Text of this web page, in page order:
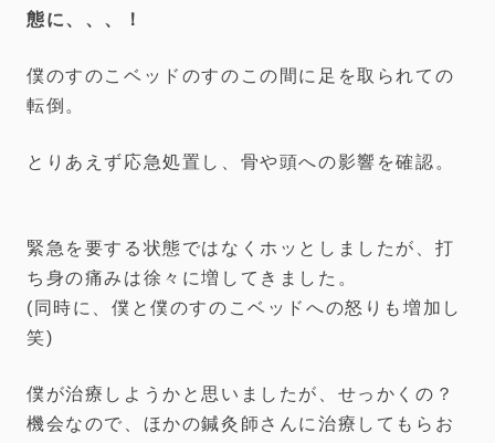
態に、、、！
僕のすのこベッドのすのこの間に足を取られての
転倒。
とりあえず応急処置し、骨や頭への影響を確認。
緊急を要する状態ではなくホッとしましたが、打
ち身の痛みは徐々に増してきました。
(同時に、僕と僕のすのこベッドへの怒りも増加し
笑)
僕が治療しようかと思いましたが、せっかくの？
機会なので、ほかの鍼灸師さんに治療してもらお